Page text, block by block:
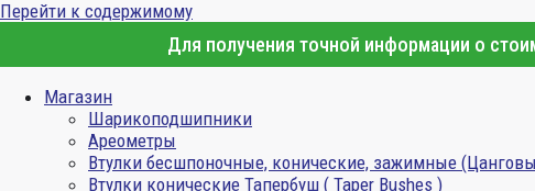
Перейти к содержимому
Для получения точной информации о
Магазин
Шарикоподшипники
Ареометры
Втулки бесшпоночные, конические, зажимные
Втулки конические Тапербуш ( Taper Bushes )